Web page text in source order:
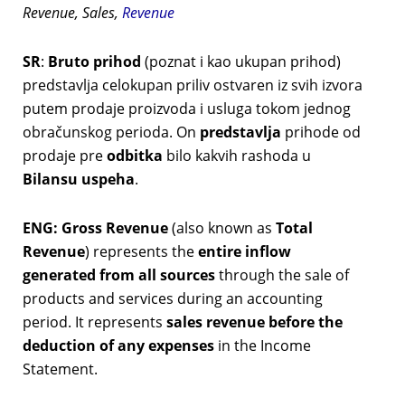
Revenue, Sales, Revenue
SR: Bruto prihod (poznat i kao ukupan prihod)
predstavlja celokupan priliv ostvaren iz svih izvora
putem prodaje proizvoda i usluga tokom jednog
obračunskog perioda. On predstavlja prihode od
prodaje preodbitka bilo kakvih rashoda u
Bilansu uspeha.
ENG: Gross Revenue(also known as Total
Revenue) represents theentire inflow
generated from all sourcesthrough the sale of
products and services during an accounting
period. It represents sales revenue before the
deduction of any expensesin the Income
Statement.